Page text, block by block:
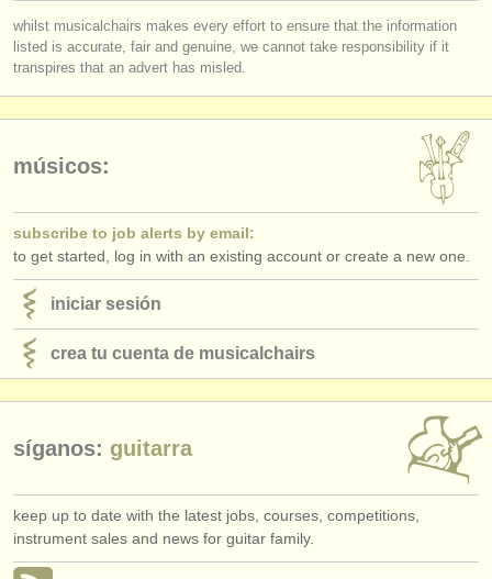
noticias sobre música clásica
editor:
ATSfaq
iniciar sesión
whilst musicalchairs makes every effort to ensure that the information
listed is accurate, fair and genuine, we cannot take responsibility if it
transpires that an advert has misled.
músicos:
subscribe to job alerts by email:
to get started, log in with an existing account or create a new one.
iniciar sesión
crea tu cuenta de musicalchairs
síganos: guitarra
keep up to date with the latest jobs, courses, competitions,
instrument sales and news for guitar family.